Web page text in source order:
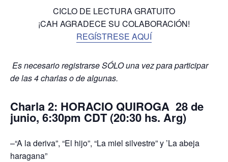
CICLO DE LECTURA GRATUITO
¡CAH AGRADECE SU COLABORACIÓN!
REGÍSTRESE AQUÍ
Es necesario registrarse SÓLO una vez para participar
de las 4 charlas o de algunas.
Charla 2: HORACIO QUIROGA 28 de
junio, 6:30pm CDT (20:30 hs. Arg)
–“A la deriva”, “El hijo”, “La miel silvestre” y ’La abeja
haragana”